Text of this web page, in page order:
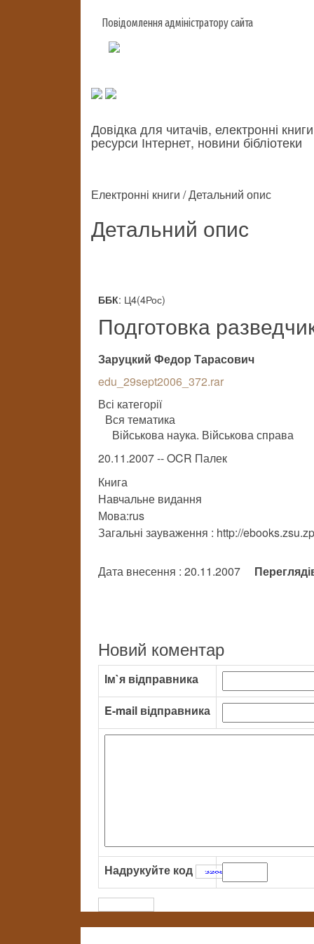
Повідомлення адміністратору сайта
Довідка для читачів, електронні
ресурси Інтернет, новини бібліотеки
Електронні книги / Детальний опис
Детальний опис
ББК: Ц4(4Рос)
Подготовка
Заруцкий Федор Тарасович
edu_29sept2006_372.rar
Всі категорії
Вся тематика
Військова наука. Військова справа
20.11.2007 -- OCR Палек
Книга
Навчальне видання
Мова:rus
Загальні зауваження : http://
Дата внесення : 20.11.2007
Новий коментар
Ім`я відправника
E-mail відправника
Надрукуйте код